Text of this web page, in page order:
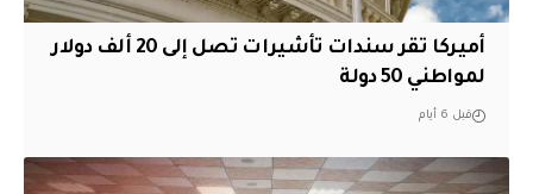
أميركا تقر سندات تأشيرات تصل إلى 20 ألف دولار
لمواطني 50 دولة
قبل 6 أيام